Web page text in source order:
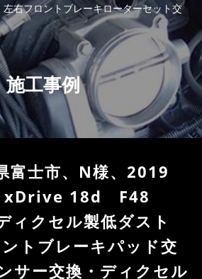
右フロントブレーキローターセット交
施工事例
富士市、N様、2019
xDrive 18d F48
ィクセル製低ダスト
トブレーキパッド交
サー交換・ディクセル